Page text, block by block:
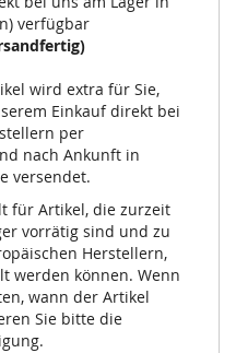
verfügbar
wird extra für Sie,
Einkauf direkt bei
per
nach Ankunft in
versendet.
für Artikel, die zurzeit
vorrätig sind und zu
Herstellern,
werden können. Wenn
wann der Artikel
Sie bitte die